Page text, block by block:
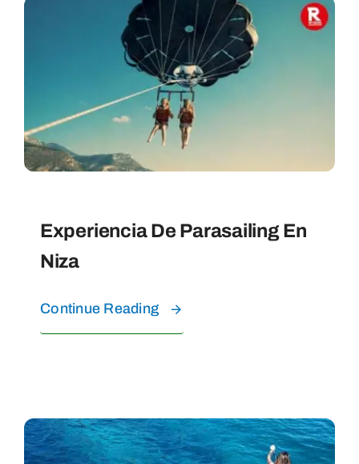
Experiencia De Parasailing En
Niza
Continue Reading